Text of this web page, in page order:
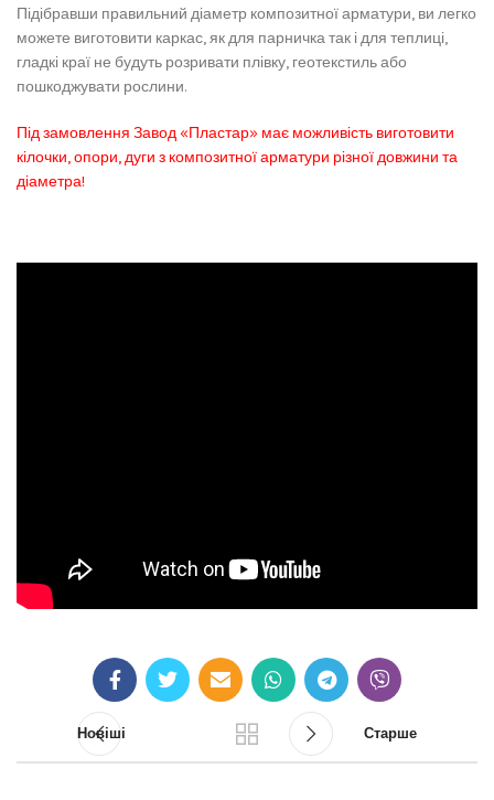
Підібравши правильний діаметр композитної арматури, ви легко
можете виготовити каркас, як для парничка так і для теплиці,
гладкі краї не будуть розривати плівку, геотекстиль або
пошкоджувати рослини.
Під замовлення Завод «Пластар» має можливість виготовити
кілочки, опори, дуги з композитної арматури різної довжини та
діаметра!
Новіші Старше